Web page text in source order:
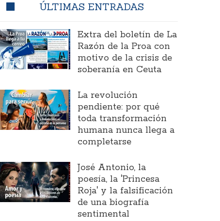
ÚLTIMAS ENTRADAS
Extra del boletín de La
Razón de la Proa con
motivo de la crisis de
soberanía en Ceuta
La revolución
pendiente: por qué
toda transformación
humana nunca llega a
completarse
José Antonio, la
poesía, la 'Princesa
Roja' y la falsificación
de una biografía
sentimental